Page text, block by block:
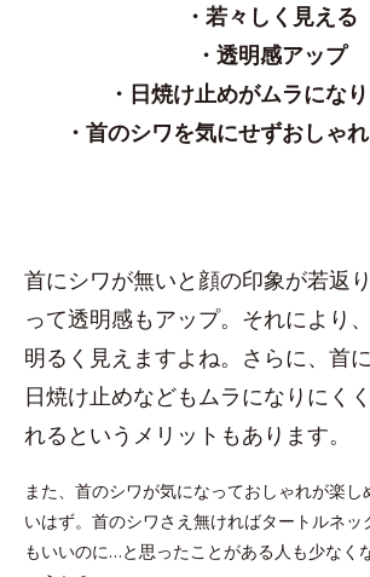
・若々しく見える
・透明感アップ
・日焼け止めがムラにな
・首のシワを気にせずおしゃ
首にシワが無いと顔の印象が若返
って透明感もアップ。それにより
明るく見えますよね。さらに、首
日焼け止めなどもムラになりにく
れるというメリットもあります。
また、首のシワが気になっておしゃれが楽し
いはず。首のシワさえ無ければタートルネッ
もいいのに…と思ったことがある人も少なく